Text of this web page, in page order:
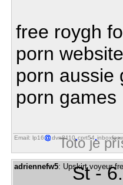
free roygh
porn
porn aussie
porn games
Email: lp16 dvn8110 cprt54
Toto je
adriennefw5: Upskirt voyeur
St -